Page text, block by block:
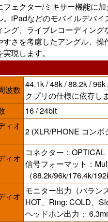
フェクター/ミキサー機能に
。iPadなどのモバイルデバ
ング、ライブレコーディン
すさを考慮したアングル、
現します。
波数
44.1k / 48k / 88.2k /
クプリの仕様に依存し
16 / 24bit
ィオ
2 (XLR/PHONE コン
ィオ
コネクター：OPTICAL
信号フォーマット：
（88.2k/96k/176.4k/
ィオ
モニター出力（バラン
HOT、Ring: COLD、
ヘッドホン出力：